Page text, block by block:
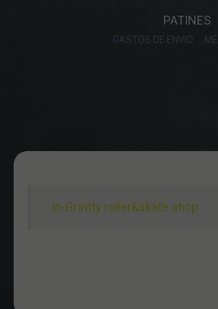
PATINES
GASTOS DE ENVIO
In-Gravity roller&skate shop